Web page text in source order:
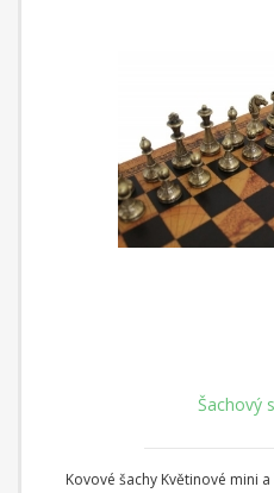
Šachový
Kovové šachy Květinové mini